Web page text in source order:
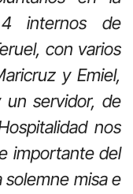
4 internos de
con varios
y Emiel,
un servidor, de
nos
importante del
solemne misa e